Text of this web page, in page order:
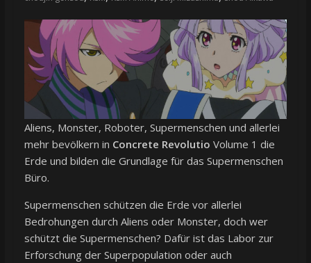
Aliens, Monster, Roboter, Supermenschen und allerlei
mehr bevölkern in Concrete Revolutio Volume 1 die
Erde und bilden die Grundlage für das Supermenschen
Büro.
Supermenschen schützen die Erde vor allerlei
Bedrohungen durch Aliens oder Monster, doch wer
schützt die Supermenschen? Dafür ist das Labor zur
Erforschung der Superpopulation oder auch